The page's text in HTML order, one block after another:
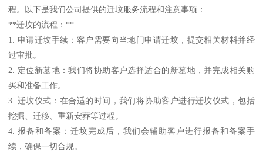
程。以下是我们公司提供的迁坟服务流程和注意事项：
**迁坟的流程：**
1. 申请迁坟手续：客户需要向当地门申请迁坟，提交相关材料并经
过审批。
2. 定位新墓地：我们将协助客户选择适合的新墓地，并完成相关购
买和准备工作。
3. 迁坟仪式：在合适的时间，我们将协助客户进行迁坟仪式，包括
挖掘、迁移、重新安葬等过程。
4. 报备和备案：迁坟完成后，我们会辅助客户进行报备和备案手
续，确保一切合规。